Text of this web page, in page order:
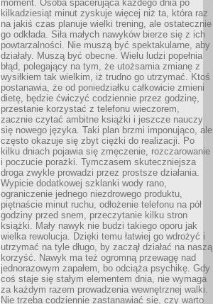
moment. Osoba spacerująca każdego dnia po
kilkadziesiąt minut zyskuje więcej niż ta, która raz
na jakiś czas planuje wielki trening, ale ostatecznie
go odkłada. Siła małych nawyków bierze się z ich
powtarzalności. Nie muszą być spektakularne, aby
działały. Muszą być obecne. Wielu ludzi popełnia
błąd, polegający na tym, że utożsamia zmianę z
wysiłkiem tak wielkim, iż trudno go utrzymać. Ktoś
postanawia, że od poniedziałku całkowicie zmieni
dietę, będzie ćwiczyć codziennie przez godzinę,
przestanie korzystać z telefonu wieczorem,
zacznie czytać ambitne książki i jeszcze nauczy
się nowego języka. Taki plan brzmi imponująco, ale
często okazuje się zbyt ciężki do realizacji. Po
kilku dniach pojawia się zmęczenie, rozczarowanie
i poczucie porażki. Tymczasem skuteczniejsza
droga zwykle prowadzi przez prostsze działania.
Wypicie dodatkowej szklanki wody rano,
ograniczenie jednego niezdrowego produktu,
piętnaście minut ruchu, odłożenie telefonu na pół
godziny przed snem, przeczytanie kilku stron
książki. Mały nawyk nie budzi takiego oporu jak
wielka rewolucja. Dzięki temu łatwiej go wdrożyć i
utrzymać na tyle długo, by zaczął działać na naszą
korzyść. Nawyk ma też ogromną przewagę nad
jednorazowym zapałem, bo odciąża psychikę. Gdy
coś staje się stałym elementem dnia, nie wymaga
za każdym razem prowadzenia wewnętrznej walki.
Nie trzeba codziennie zastanawiać się, czy warto